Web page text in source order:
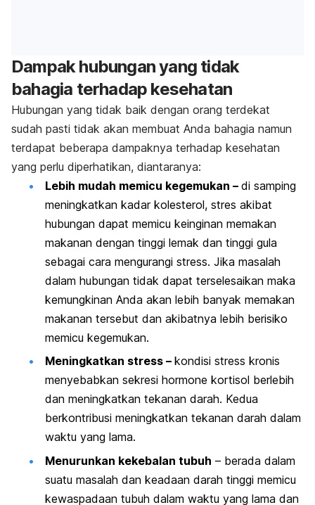
Dampak hubungan yang tidak
bahagia terhadap kesehatan
Hubungan yang tidak baik dengan orang terdekat
sudah pasti tidak akan membuat Anda bahagia namun
terdapat beberapa dampaknya terhadap kesehatan
yang perlu diperhatikan, diantaranya:
Lebih mudah memicu kegemukan – di samping
meningkatkan kadar kolesterol, stres akibat
hubungan dapat memicu keinginan memakan
makanan dengan tinggi lemak dan tinggi gula
sebagai cara mengurangi stress. Jika masalah
dalam hubungan tidak dapat terselesaikan maka
kemungkinan Anda akan lebih banyak memakan
makanan tersebut dan akibatnya lebih berisiko
memicu kegemukan.
Meningkatkan stress – kondisi stress kronis
menyebabkan sekresi hormone kortisol berlebih
dan meningkatkan tekanan darah. Kedua
berkontribusi meningkatkan tekanan darah dalam
waktu yang lama.
Menurunkan kekebalan tubuh – berada dalam
suatu masalah dan keadaan darah tinggi memicu
kewaspadaan tubuh dalam waktu yang lama dan